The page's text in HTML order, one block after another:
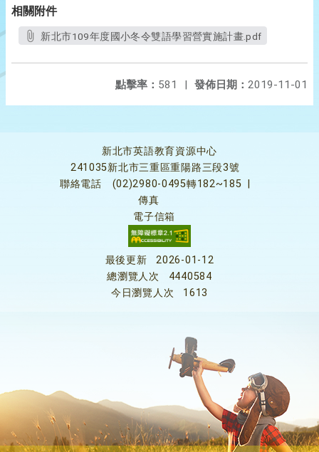
相關附件
新北市109年度國小冬令雙語學習營實施計畫.pdf
發佈日期： 2019-11-01
點擊率： 581 |
新北市英語教育資源中心
241035新北市三重區重陽路三段3號
聯絡電話
(02)2980-0495轉182~185
傳真
電子信箱
最後更新
2026-01-12
總瀏覽人次
4440584
今日瀏覽人次
1613